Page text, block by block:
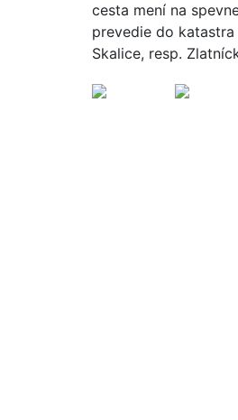
cesta mení na
prevedie do
Skalice, resp.